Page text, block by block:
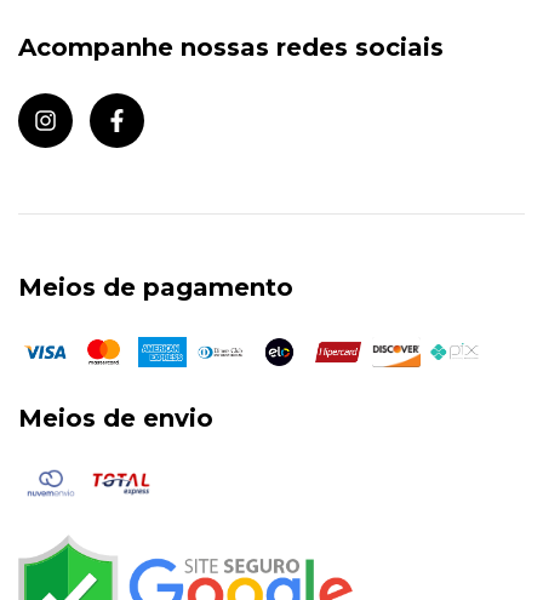
Acompanhe nossas redes sociais
Meios de pagamento
Meios de envio